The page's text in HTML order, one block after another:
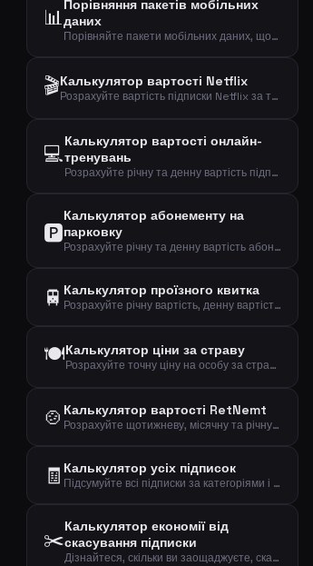
📊Порівняння пакетів мобільних
даних
Порівняйте пакети мобільних даних, щоб знайти найвигідніший план на основі вашого фактичного використання даних.
🎬Калькулятор вартості Netflix
Розрахуйте вартість підписки Netflix за типом плану та кількістю користувачів, щоб знайти свої місячні, річні та денні витрати.
💻Калькулятор вартості онлайн-
тренувань
Розрахуйте річну та денну вартість підписки на онлайн-тренування.
🅿️
Калькулятор абонементу на
парковку
Розрахуйте річну та денну вартість абонементу на парковку і подивіться, чи вигідний він.
🚆 Калькулятор проїзного квитка
Розрахуйте річну вартість, денну вартість та вартість за поїздку вашого проїзного.
🍽️Калькулятор ціни за страву
Розрахуйте точну ціну на особу за страву з щотижневої підписки на набір їжі.
🍲 Калькулятор вартості RetNemt
Розрахуйте щотижневу, місячну та річну вартість підписки на набір їжі RetNemt.
🧾 Калькулятор усіх підписок
Підсумуйте всі підписки за категоріями і побачте загальну суму, яку витрачаєте щомісяця, щороку та щодня.
✂️Калькулятор економії від
скасування підписки
Дізнайтеся, скільки ви заощаджуєте, скасувавши мало використовувану підписку, та побачте реальну вартість за фактичне використання.